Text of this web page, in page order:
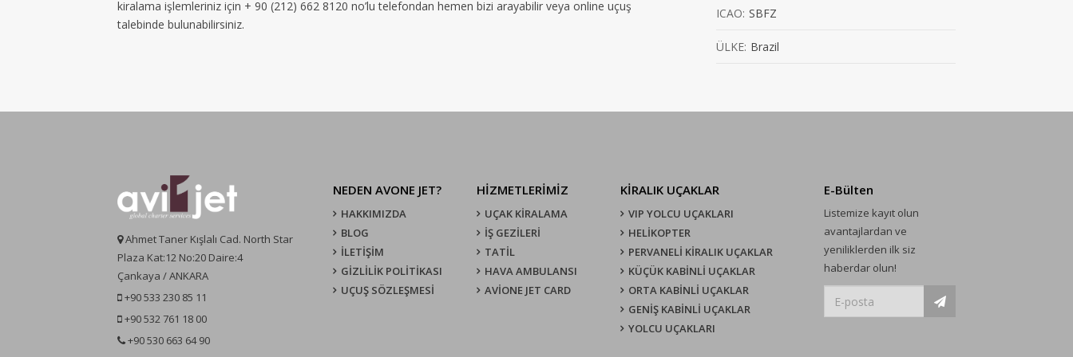
kiralama işlemleriniz için + 90 (212) 662 8120 no’lu telefondan hemen bizi arayabilir veya online uçuş
talebinde bulunabilirsiniz.
ICAO: SBFZ
ÜLKE: Brazil
Ahmet Taner Kışlalı Cad. North Star
Plaza Kat:12 No:20 Daire:4
Çankaya / ANKARA
+90 533 230 85 11
+90 532 761 18 00
+90 530 663 64 90
NEDEN AVONE JET?
HAKKIMIZDA
BLOG
İLETİŞİM
GİZLİLİK POLİTİKASI
UÇUŞ SÖZLEŞMESI
HİZMETLERİMİZ
UÇAK KIRALAMA
İŞ GEZİLERİ
TATİL
HAVA AMBULANSI
AVİONE JET CARD
KIRALIK UÇAKLAR
VIP YOLCU UÇAKLARI
HELİKOPTER
PERVANELİ KİRALIK UÇAKLAR
KÜÇÜK KABİNLİ UÇAKLAR
ORTA KABİNLİ UÇAKLAR
GENİŞ KABİNLİ UÇAKLAR
YOLCU UÇAKLARI
E-Bülten
Listemize kayıt olun
avantajlardan ve
yeniliklerden ilk siz
haberdar olun!